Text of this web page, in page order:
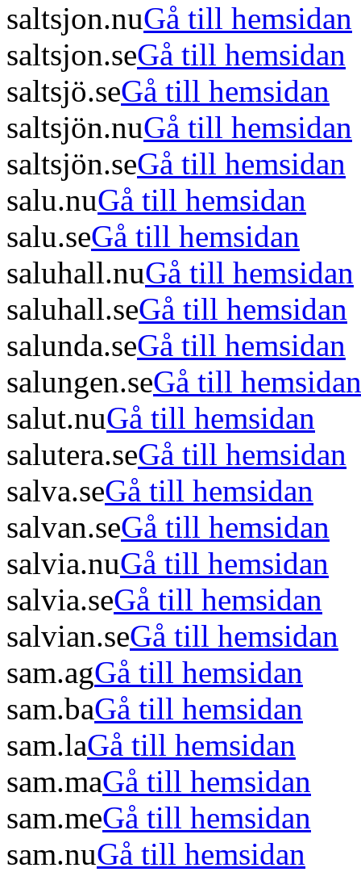
saltsjon.nuGå till hemsidan
saltsjon.seGå till hemsidan
saltsjö.seGå till hemsidan
saltsjön.nuGå till hemsidan
saltsjön.seGå till hemsidan
salu.nuGå till hemsidan
salu.seGå till hemsidan
saluhall.nuGå till hemsidan
saluhall.seGå till hemsidan
salunda.seGå till hemsidan
salungen.seGå till hemsidan
salut.nuGå till hemsidan
salutera.seGå till hemsidan
salva.seGå till hemsidan
salvan.seGå till hemsidan
salvia.nuGå till hemsidan
salvia.seGå till hemsidan
salvian.seGå till hemsidan
sam.agGå till hemsidan
sam.baGå till hemsidan
sam.laGå till hemsidan
sam.maGå till hemsidan
sam.meGå till hemsidan
sam.nuGå till hemsidan